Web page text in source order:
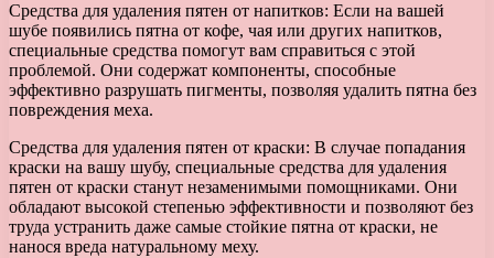
Средства для удаления пятен от напитков: Если на вашей
шубе появились пятна от кофе, чая или других напитков,
специальные средства помогут вам справиться с этой
проблемой. Они содержат компоненты, способные
эффективно разрушать пигменты, позволяя удалить пятна без
повреждения меха.
Средства для удаления пятен от краски: В случае попадания
краски на вашу шубу, специальные средства для удаления
пятен от краски станут незаменимыми помощниками. Они
обладают высокой степенью эффективности и позволяют без
труда устранить даже самые стойкие пятна от краски, не
нанося вреда натуральному меху.